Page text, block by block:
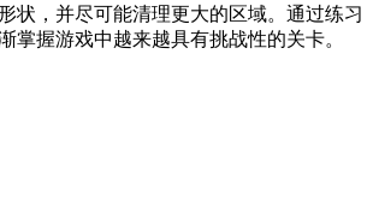
状，并尽可能清理更大的区域。通过练习
掌握游戏中越来越具有挑战性的关卡。